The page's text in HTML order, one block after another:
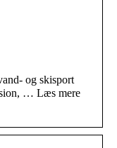
og skisport
… Læs mere